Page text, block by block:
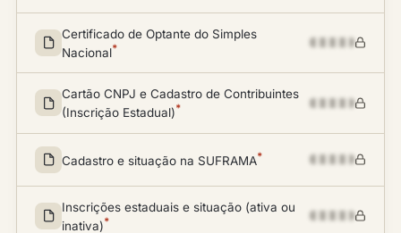
Certificado de Optante do Simples
Nacional*
Cartão CNPJ e Cadastro de Contribuintes
(Inscrição Estadual)*
Cadastro e situação na SUFRAMA*
Inscrições estaduais e situação (ativa ou
inativa)*